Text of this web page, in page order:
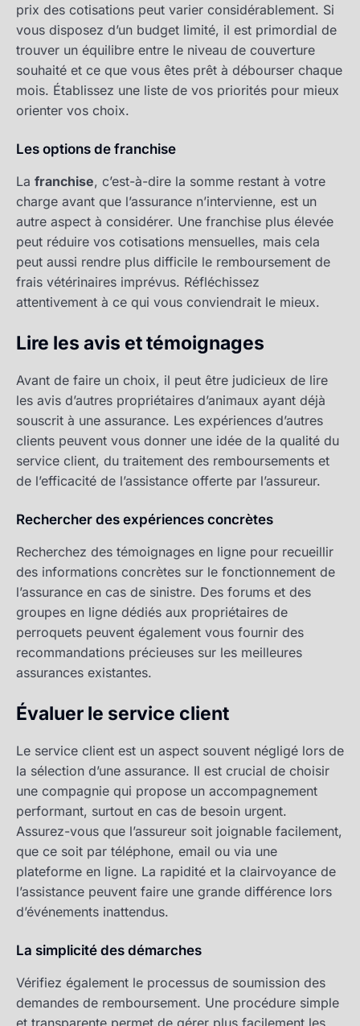
prix des cotisations peut varier considérablement. Si
vous disposez d’un budget limité, il est primordial de
trouver un équilibre entre le niveau de couverture
souhaité et ce que vous êtes prêt à débourser chaque
mois. Établissez une liste de vos priorités pour mieux
orienter vos choix.
Les options de franchise
La franchise, c’est-à-dire la somme restant à votre
charge avant que l’assurance n’intervienne, est un
autre aspect à considérer. Une franchise plus élevée
peut réduire vos cotisations mensuelles, mais cela
peut aussi rendre plus difficile le remboursement de
frais vétérinaires imprévus. Réfléchissez
attentivement à ce qui vous conviendrait le mieux.
Lire les avis et témoignages
Avant de faire un choix, il peut être judicieux de lire
les avis d’autres propriétaires d’animaux ayant déjà
souscrit à une assurance. Les expériences d’autres
clients peuvent vous donner une idée de la qualité du
service client, du traitement des remboursements et
de l’efficacité de l’assistance offerte par l’assureur.
Rechercher des expériences concrètes
Recherchez des témoignages en ligne pour recueillir
des informations concrètes sur le fonctionnement de
l’assurance en cas de sinistre. Des forums et des
groupes en ligne dédiés aux propriétaires de
perroquets peuvent également vous fournir des
recommandations précieuses sur les meilleures
assurances existantes.
Évaluer le service client
Le service client est un aspect souvent négligé lors de
la sélection d’une assurance. Il est crucial de choisir
une compagnie qui propose un accompagnement
performant, surtout en cas de besoin urgent.
Assurez-vous que l’assureur soit joignable facilement,
que ce soit par téléphone, email ou via une
plateforme en ligne. La rapidité et la clairvoyance de
l’assistance peuvent faire une grande différence lors
d’événements inattendus.
La simplicité des démarches
Vérifiez également le processus de soumission des
demandes de remboursement. Une procédure simple
et transparente permet de gérer plus facilement les